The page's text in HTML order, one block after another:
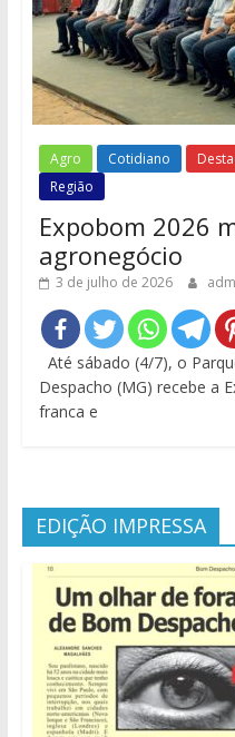
Agro Cotidiano
Região
Expobom 2026
agronegócio
3 de julho de 2026
Até sábado (4/7), o
Despacho (MG) recebe a
franca e
EDIÇÃO IMPRESSA